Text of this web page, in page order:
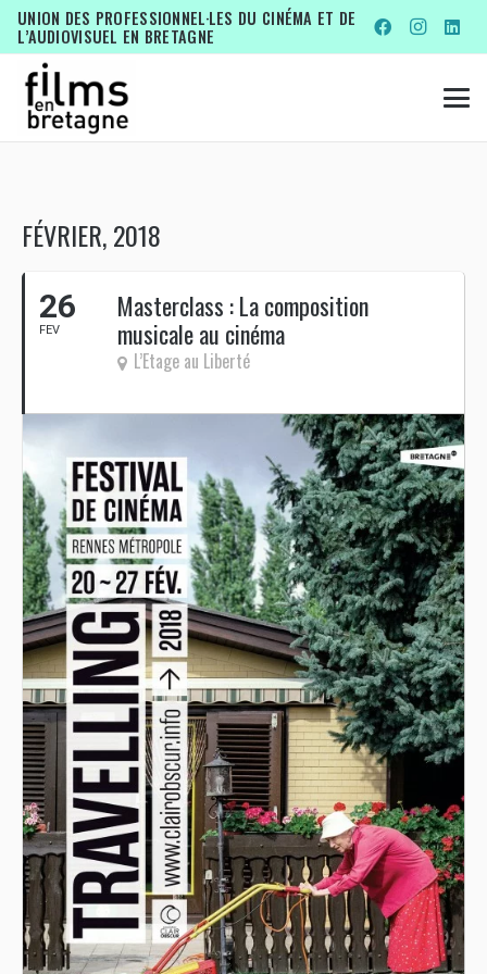
UNION DES PROFESSIONNEL·LES DU CINÉMA ET DE
L’AUDIOVISUEL EN BRETAGNE
FÉVRIER, 2018
26
FEV
Masterclass : La composition
musicale au cinéma
L’Etage au Liberté